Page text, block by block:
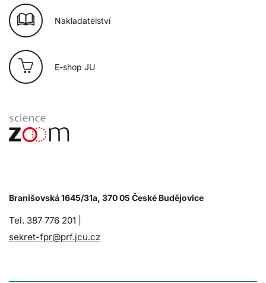
Nakladatelství
E-shop JU
Branišovská 1645/31a, 370 05 České Budějovice
Tel. 387 776 201 |
sekret-fpr@prf.jcu.cz